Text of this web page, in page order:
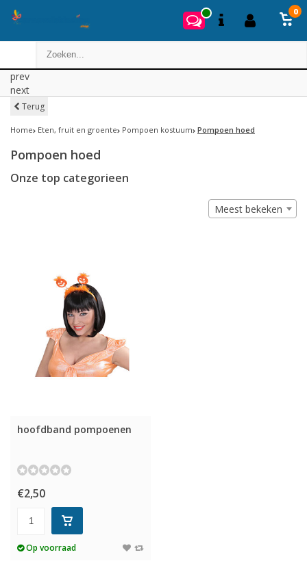
0
prev
next
Terug
Home Eten, fruit en groente Pompoen kostuum Pompoen hoed
Pompoen hoed
Onze top categorieen
Meest bekeken
hoofdband pompoenen
€2,50
Op voorraad